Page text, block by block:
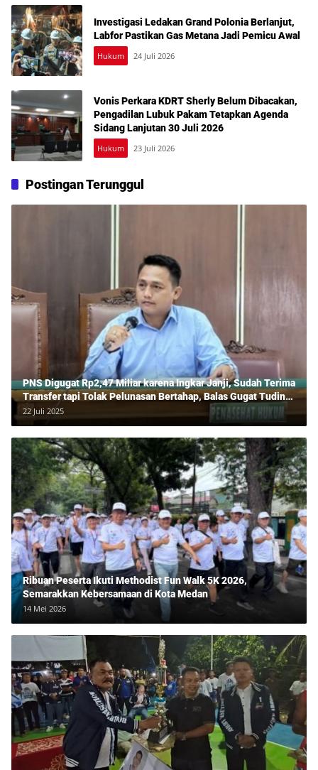
Investigasi Ledakan Grand Polonia Berlanjut,
Labfor Pastikan Gas Metana Jadi Pemicu Awal
Hukum 24 Juli 2026
Vonis Perkara KDRT Sherly Belum Dibacakan,
Pengadilan Lubuk Pakam Tetapkan Agenda
Sidang Lanjutan 30 Juli 2026
Hukum 23 Juli 2026
Postingan Terunggul
PNS Digugat Rp2,47 Miliar karena Ingkar Janji, Sudah Terima
Transfer tapi Tolak Pelunasan Bertahap, Balas Gugat Tuding
Lawan Tipu Rp850 Juta
22 Juli 2025
Ribuan Peserta Ikuti Methodist Fun Walk 5K 2026,
Semarakkan Kebersamaan di Kota Medan
14 Mei 2026